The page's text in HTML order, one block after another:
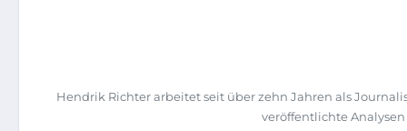
Hendrik Richter arbeitet seit über zehn Jahren als
veröffentlichte